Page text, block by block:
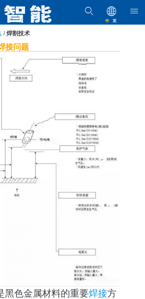
中 英
/ 焊割技术
接问题
黑色金属材料的重要焊接方